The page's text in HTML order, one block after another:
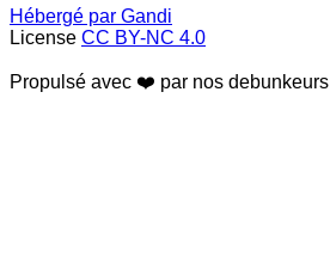
Hébergé par Gandi
License CC BY-NC 4.0
Propulsé avec ❤️ par nos debunkeurs